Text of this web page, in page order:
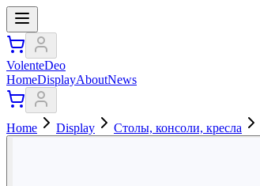
VolenteDeo
HomeDisplayAboutNews
Home Display Столы, консоли, кресла